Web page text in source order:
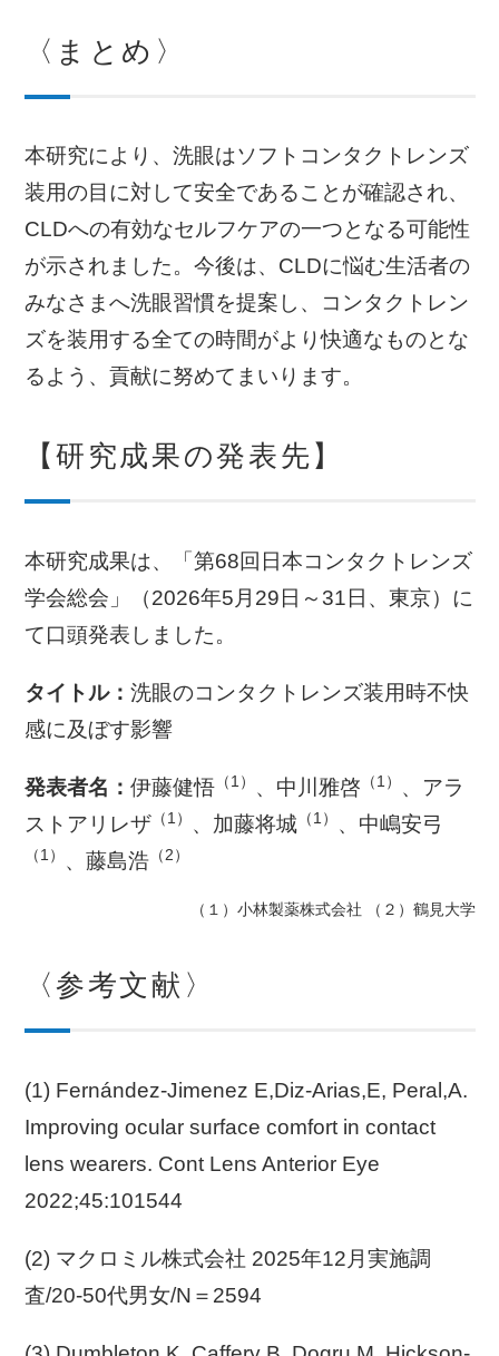
〈まとめ〉
本研究により、洗眼はソフトコンタクトレンズ
装用の目に対して安全であることが確認され、
CLDへの有効なセルフケアの一つとなる可能性
が示されました。今後は、CLDに悩む生活者の
みなさまへ洗眼習慣を提案し、コンタクトレン
ズを装用する全ての時間がより快適なものとな
るよう、貢献に努めてまいります。
【研究成果の発表先】
本研究成果は、「第68回日本コンタクトレンズ
学会総会」（2026年5月29日～31日、東京）に
て口頭発表しました。
タイトル： 洗眼のコンタクトレンズ装用時不快
感に及ぼす影響
発表者名： 伊藤健悟 （1） 、中川雅啓 （1）
、アラ
ストアリレザ（1） 、加藤将城 （1） 、中嶋安弓
（1） 、藤島浩（2）
（１）小林製薬株式会社 （２）鶴見大学
〈参考文献〉
(1) Fernández-Jimenez E,Diz-Arias,E, Peral,A.
Improving ocular surface comfort in contact
lens wearers. Cont Lens Anterior Eye
2022;45:101544
(2) マクロミル株式会社 2025年12月実施調
査/20-50代男女/N＝2594